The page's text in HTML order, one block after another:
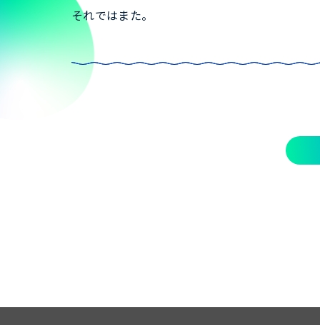
それではまた。